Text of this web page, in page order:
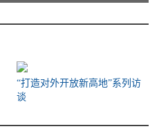
“打造对外开放新高地”系列访
谈